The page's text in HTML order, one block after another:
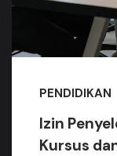
PENDIDIKAN
Izin
Kursus